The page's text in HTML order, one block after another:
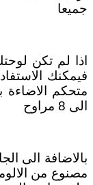
جميعا
فيمكنك
متحكم
الى 8 مراوح
بالاضافة الى
مصنوع من